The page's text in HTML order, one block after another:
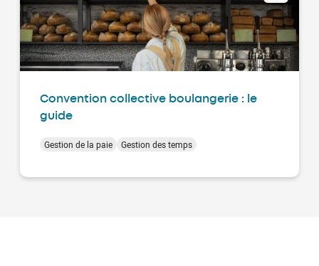
Convention collective boulangerie : le
guide
Gestion de la paie Gestion des temps